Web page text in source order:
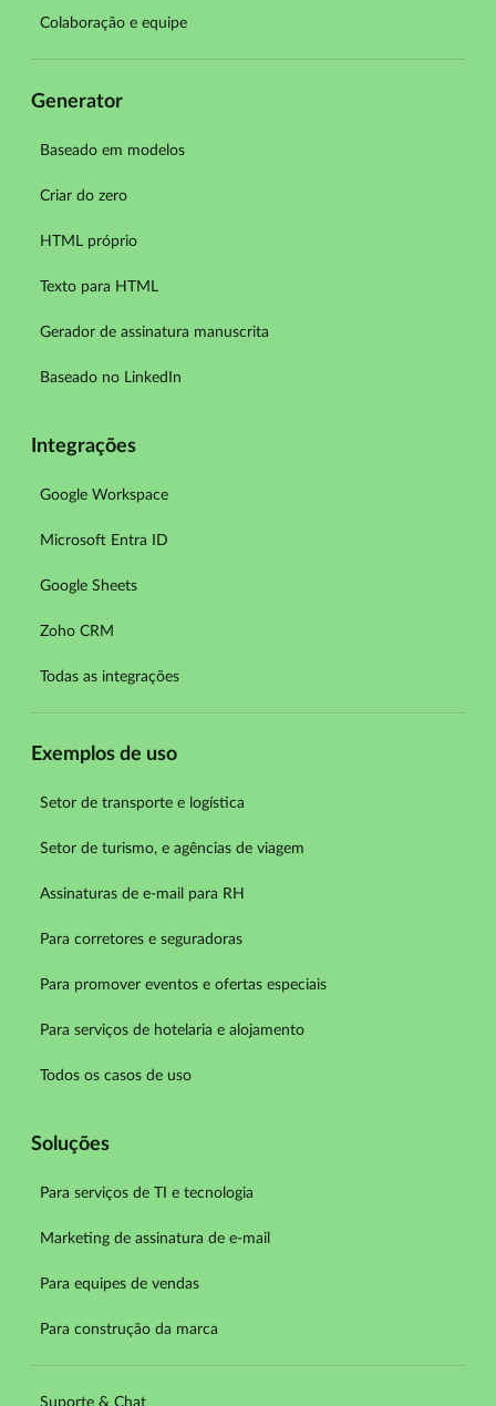
Colaboração e equipe
Generator
Baseado em modelos
Criar do zero
HTML próprio
Texto para HTML
Gerador de assinatura manuscrita
Baseado no LinkedIn
Integrações
Google Workspace
Microsoft Entra ID
Google Sheets
Zoho CRM
Todas as integrações
Exemplos de uso
Setor de transporte e logística
Setor de turismo, e agências de viagem
Assinaturas de e-mail para RH
Para corretores e seguradoras
Para promover eventos e ofertas especiais
Para serviços de hotelaria e alojamento
Todos os casos de uso
Soluções
Para serviços de TI e tecnologia
Marketing de assinatura de e-mail
Para equipes de vendas
Para construção da marca